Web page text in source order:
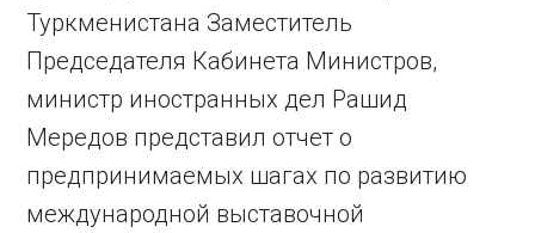
Туркменистана Заместитель
Председателя Кабинета Министров,
министр иностранных дел Рашид
Мередов представил отчет о
предпринимаемых шагах по развитию
международной выставочной